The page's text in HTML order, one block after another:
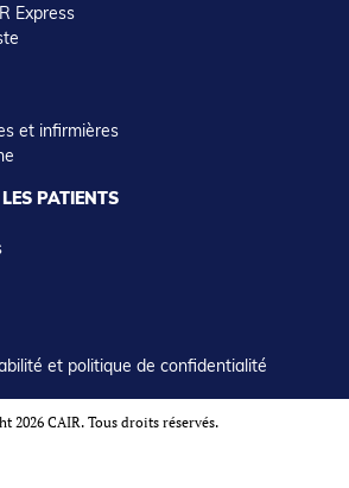
Express
et infirmières
PATIENTS
et politique de confidentialité
2026 CAIR. Tous droits réservés.